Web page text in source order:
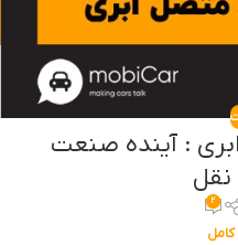
: آینده صنعت
۲